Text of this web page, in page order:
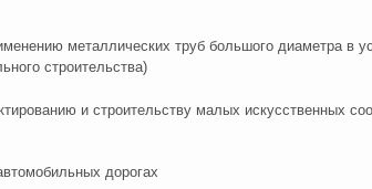
металлических труб большого диаметра в
строительства)
и строительству малых искусственных
дорогах